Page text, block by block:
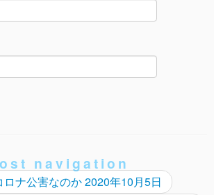
navigation
ロナ公害なのか 2020年10月5日